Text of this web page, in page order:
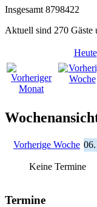
Insgesamt 8798422
Aktuell sind 270
Heute
Vorherige Woche
Keine Termine
Termine